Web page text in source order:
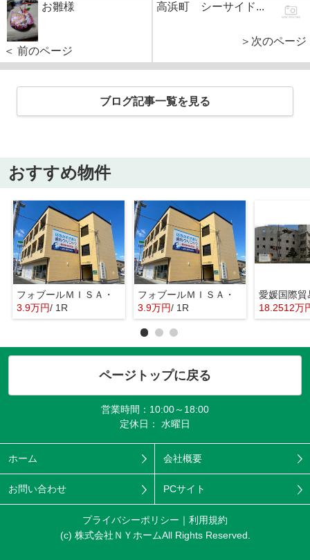
お雛様
＜ 前のページ
高浜町 シーサイド...
＞次のページ
ブログ記事一覧を見る
おすすめ物件
フォブールＭＩＳＡ・
3.9万円/ 1R
フォブールＭＩＳＡ・
3.9万円/ 1R 18.2512万
ページトップに戻る
営業時間：10:00～18:00
定休日： 水曜日
ホーム 会社概要
お問い合わせ PCサイト
プライバシーポリシー
利用規約
(c) 株式会社ＮＹホームAll Rights Reserved.